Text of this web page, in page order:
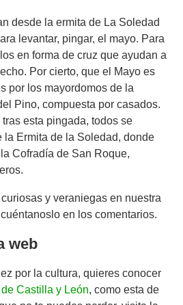
desde la ermita de La Soledad
levantar, pingar, el mayo. Para
en forma de cruz que ayudan a
Por cierto, que el Mayo es
por los mayordomos de la
Pino, compuesta por casados.
esta pingada, todos se
la Ermita de la Soledad, donde
Cofradía de San Roque,
y veraniegas en nuestra
en los comentarios.
web
por la cultura, quieres conocer
Castilla y León, como esta de